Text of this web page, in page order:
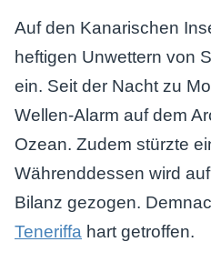
Auf den Kanarischen
heftigen Unwettern von
ein. Seit der Nacht zu
Wellen-Alarm auf dem
Ozean. Zudem stürzte
Währenddessen wird
Bilanz gezogen.
Teneriffa hart getroffen.